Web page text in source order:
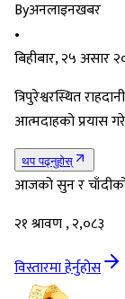
Byअनलाइनखबर
•
बिहीबार, २५ असार
त्रिपुरेश्वरस्थित
आत्मदाहको प्रयास
थप पढ्नुहोस्
आजको सुन र
२१ श्रावण , २,०८३
विस्तारमा हेर्नुहोस